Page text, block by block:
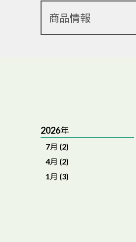
商品情報
2026年
7月 (2)
4月 (2)
1月 (3)